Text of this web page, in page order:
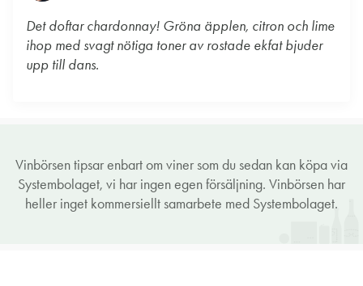
Det doftar chardonnay! Gröna äpplen, citron och lime
ihop med svagt nötiga toner av rostade ekfat bjuder
upp till dans.
Vinbörsen tipsar enbart om viner som du sedan kan köpa via
Systembolaget, vi har ingen egen försäljning. Vinbörsen har
heller inget kommersiellt samarbete med Systembolaget.